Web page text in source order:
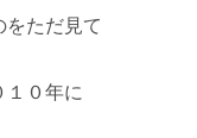
ただ見て
１０年に